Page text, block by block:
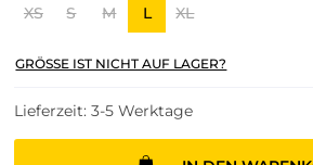
XS S M L XL
GRÖSSE IST NICHT AUF LAGER?
Lieferzeit: 3-5 Werktage